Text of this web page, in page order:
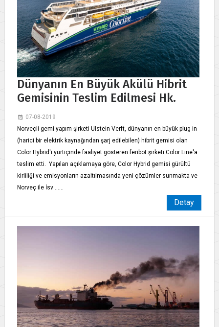
Dünyanın En Büyük Akülü Hibrit
Gemisinin Teslim Edilmesi Hk.
07-08-2019
Norveçli gemi yapım şirketi Ulstein Verft, dünyanın en büyük plug-in
(harici bir elektrik kaynağından şarj edilebilen) hibrit gemisi olan
Color Hybrid'i yurtiçinde faaliyet gösteren feribot şirketi Color Line'a
teslim etti. Yapılan açıklamaya göre, Color Hybrid gemisi gürültü
kirliliği ve emisyonların azaltılmasında yeni çözümler sunmakta ve
Norveç ile İsv ......
Detay